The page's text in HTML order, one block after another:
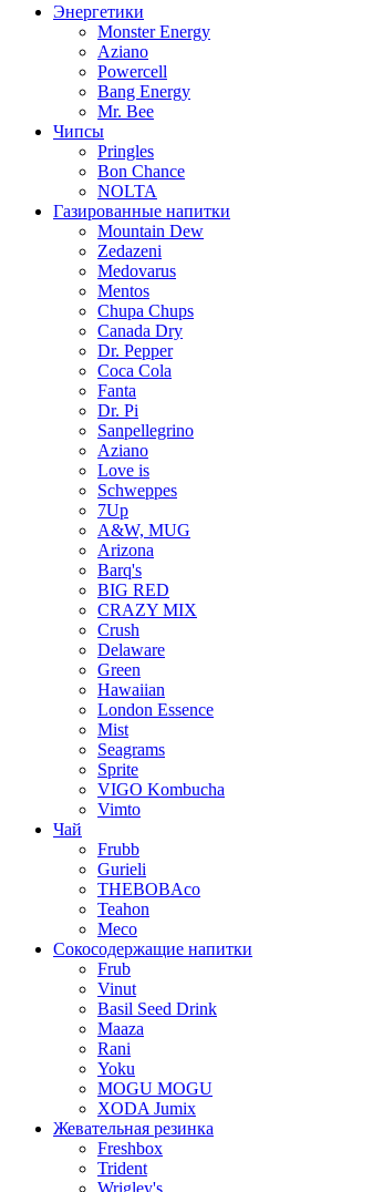
Энергетики
Monster Energy
Aziano
Powercell
Bang Energy
Mr. Bee
Чипсы
Pringles
Bon Chance
NOLTA
Газированные напитки
Mountain Dew
Zedazeni
Medovarus
Mentos
Chupa Chups
Canada Dry
Dr. Pepper
Coca Cola
Fanta
Dr. Pi
Sanpellegrino
Aziano
Love is
Schweppes
7Up
A&W, MUG
Arizona
Barq's
BIG RED
CRAZY MIX
Crush
Delaware
Green
Hawaiian
London Essence
Mist
Seagrams
Sprite
VIGO Kombucha
Vimto
Чай
Frubb
Gurieli
THEBOBAco
Teahon
Meco
Сокосодержащие напитки
Frub
Vinut
Basil Seed Drink
Maaza
Rani
Yoku
MOGU MOGU
XODA Jumix
Жевательная резинка
Freshbox
Trident
Wrigley's